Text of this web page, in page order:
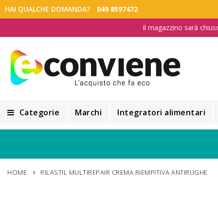
HAI QUALCHE DOMANDA? 049 8597472
Il magazzino sarà
Categorie
Alimentazione e Dietetica
Marchi Integratori alimentari
HOME RILASTIL MULTIREPAIR CREMA RIEMPITIVA ANTIRUGHE